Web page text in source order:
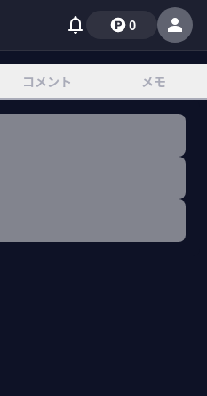
0
コメント メモ